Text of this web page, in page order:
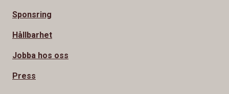
Sponsring
Hållbarhet
Jobba hos oss
Press